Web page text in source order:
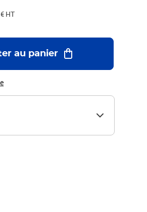
HT
au panier